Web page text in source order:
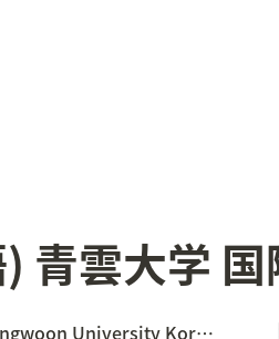
青雲大学
(English) Chungwoon University Korean Language Institute (Hongseong Campus)